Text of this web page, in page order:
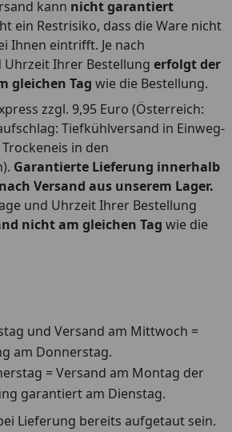
kann nicht garantiert
ein Restrisiko, dass die Ware nicht
Ihnen eintrifft. Je nach
Ihrer Bestellung erfolgt der
gleichen Tag wie die Bestellung.
zzgl. 9,95 Euro (Österreich:
Tiefkühlversand in Einweg-
in den
Garantierte Lieferung innerhalb
Versand aus unserem Lager.
und Uhrzeit Ihrer Bestellung
nicht am gleichen Tag wie die
und Versand am Mittwoch =
am Donnerstag.
= Versand am Montag der
garantiert am Dienstag.
Lieferung bereits aufgetaut sein.